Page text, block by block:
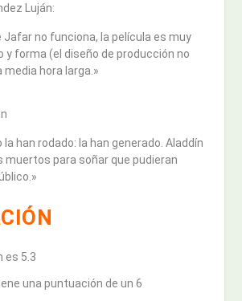
Luján:
Jafar no funciona, la película es muy
y forma (el diseño de producción no
media hora larga.»
la han rodado: la han generado. Aladdín
muertos para soñar que pudieran
es 5.3
una puntuación de un 6